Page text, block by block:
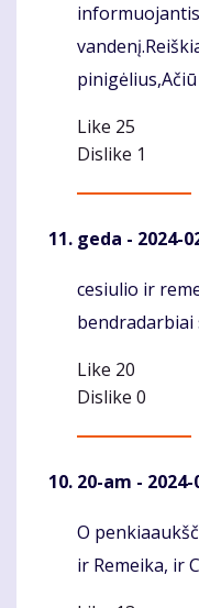
Like 25
Dislike 1
geda - 2024-
Komentaras
cesiulio ir
Like 20
Dislike 0
20-am - 2024-
Komentaras
O
ir Remeika, ir